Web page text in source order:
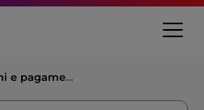
e pagamenti